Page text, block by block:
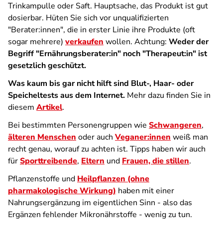
Trinkampulle oder Saft. Hauptsache, das Produkt ist gut
dosierbar. Hüten Sie sich vor unqualifizierten
"Berater:innen", die in erster Linie ihre Produkte (oft
sogar mehrere) verkaufen wollen. Achtung: Weder der
Begriff "Ernährungsberater:in" noch "Therapeut:in" ist
gesetzlich geschützt.
Was kaum bis gar nicht hilft sind Blut-, Haar- oder
Speicheltests aus dem Internet. Mehr dazu finden Sie in
diesem Artikel.
Bei bestimmten Personengruppen wie Schwangeren,
älteren Menschen oder auch Veganer:innen weiß man
recht genau, worauf zu achten ist. Tipps haben wir auch
fürSporttreibende, Eltern und Frauen, die stillen.
Pflanzenstoffe und Heilpflanzen (ohne
pharmakologische Wirkung) haben mit einer
Nahrungsergänzung im eigentlichen Sinn - also das
Ergänzen fehlender Mikronährstoffe - wenig zu tun.